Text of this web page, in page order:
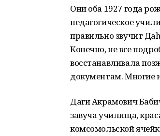
Они оба 1927 года
педагогическое
правильно звучит
Конечно, не все
восстанавливала
документам. Многие
Даги Акрамович
завуча училища,
комсомольской